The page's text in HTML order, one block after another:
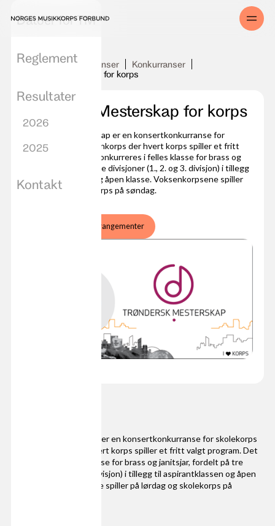
Aktiviteter og konkurranser
Konkurranser
Trøndersk Mesterskap for korps
Trøndersk Mesterskap for korps
Trøndersk Mesterskap er en konsertkonkurranse for
skolekorps og voksenkorps der hvert korps spiller et fritt
valgt program. Det konkurreres i felles klasse for brass og
janitsjar, fordelt på tre divisjoner (1., 2. og 3. divisjon) i tillegg
til aspirantklassen og åpen klasse. Voksenkorpsene spiller
på lørdag og skolekorps på søndag.
Se arrangementer
Datoer for TM
Reglement
Resultater
2026
2025
Kontakt
Trøndersk Mesterskap er en konsertkonkurranse for skolekorps
og voksenkorps der hvert korps spiller et fritt valgt program. Det
konkurreres i felles klasse for brass og janitsjar, fordelt på tre
divisjoner (1., 2. og 3. divisjon) i tillegg til aspirantklassen og åpen
klasse. Voksenkorpsene spiller på lørdag og skolekorps på